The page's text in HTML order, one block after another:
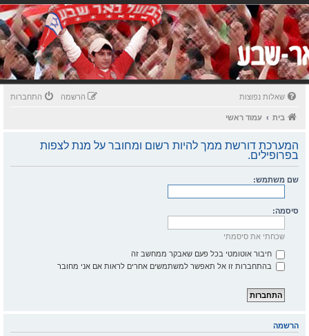
שאלות נפוצות התחברות הרשמה
בית עמוד ראשי
המערכת דורשת ממך להיות רשום ומחובר על מנת לצפות
בפרופילים.
שם משתמש:
סיסמה:
שכחתי את סיסמתי
חיבור אוטומטי בכל פעם שאבקר ממחשב זה
בהתחברות זו אל תאפשר למשתמשים אחרים לראות אם אני מחובר
הרשמה